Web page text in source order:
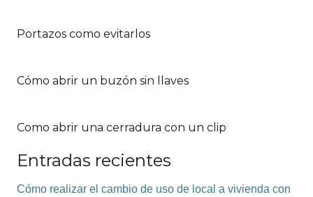
Portazos como evitarlos
Cómo abrir un buzón sin llaves
Como abrir una cerradura con un clip
Entradas recientes
Cómo realizar el cambio de uso de local a vivienda con